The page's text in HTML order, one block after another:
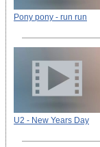
Pony pony - run run
U2 - New Years Day